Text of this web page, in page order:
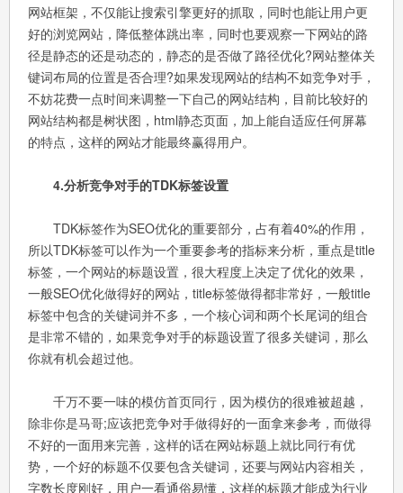
网站框架，不仅能让搜索引擎更好的抓取，同时也能让用户更
好的浏览网站，降低整体跳出率，同时也要观察一下网站的路
径是静态的还是动态的，静态的是否做了路径优化?网站整体关
键词布局的位置是否合理?如果发现网站的结构不如竞争对手，
不妨花费一点时间来调整一下自己的网站结构，目前比较好的
网站结构都是树状图，html静态页面，加上能自适应任何屏幕
的特点，这样的网站才能最终赢得用户。
4.分析竞争对手的TDK标签设置
TDK标签作为SEO优化的重要部分，占有着40%的作用，
所以TDK标签可以作为一个重要参考的指标来分析，重点是title
标签，一个网站的标题设置，很大程度上决定了优化的效果，
一般SEO优化做得好的网站，title标签做得都非常好，一般title
标签中包含的关键词并不多，一个核心词和两个长尾词的组合
是非常不错的，如果竞争对手的标题设置了很多关键词，那么
你就有机会超过他。
千万不要一味的模仿首页同行，因为模仿的很难被超越，
除非你是马哥;应该把竞争对手做得好的一面拿来参考，而做得
不好的一面用来完善，这样的话在网站标题上就比同行有优
势，一个好的标题不仅要包含关键词，还要与网站内容相关，
字数长度刚好，用户一看通俗易懂，这样的标题才能成为行业